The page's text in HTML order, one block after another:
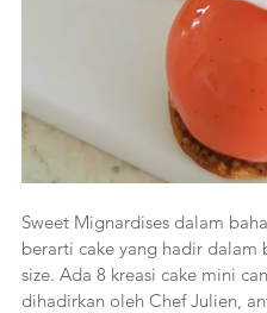
Sweet Mignardises dalam
berarti cake yang hadir dalam
size. Ada 8 kreasi cake mini
dihadirkan oleh Chef Julien,